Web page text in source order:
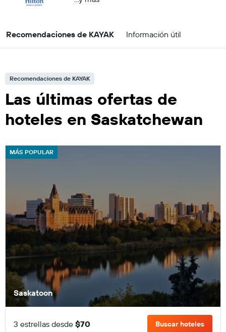
Recomendaciones de KAYAK Información útil
Recomendaciones de KAYAK
Las últimas ofertas de
hoteles en Saskatchewan
MÁS POPULAR
Saskatoon
3 estrellas desde $70 Buscar hoteles